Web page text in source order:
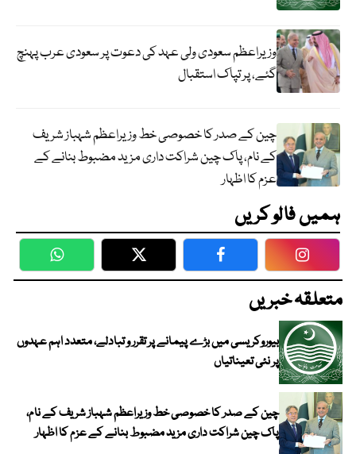
وزیراعظم سعودی ولی عہد کی دعوت پر سعودی عرب پہنچ
گئے، پر تپاک استقبال
چین کے صدر کا خصوصی خط وزیراعظم شہباز شریف
کے نام، پاک چین شراکت داری مزید مضبوط بنانے کے
عزم کا اظہار
ہمیں فالو کریں
WhatsApp Twitter Facebook
متعلقہ خبریں
بیوروکریسی میں بڑے پیمانے پر تقرر و تبادلے، متعدد اہم عہدوں
پر نئی تعیناتیاں
چین کے صدر کا خصوصی خط وزیراعظم شہباز شریف کے نام،
پاک چین شراکت داری مزید مضبوط بنانے کے عزم کا اظہار